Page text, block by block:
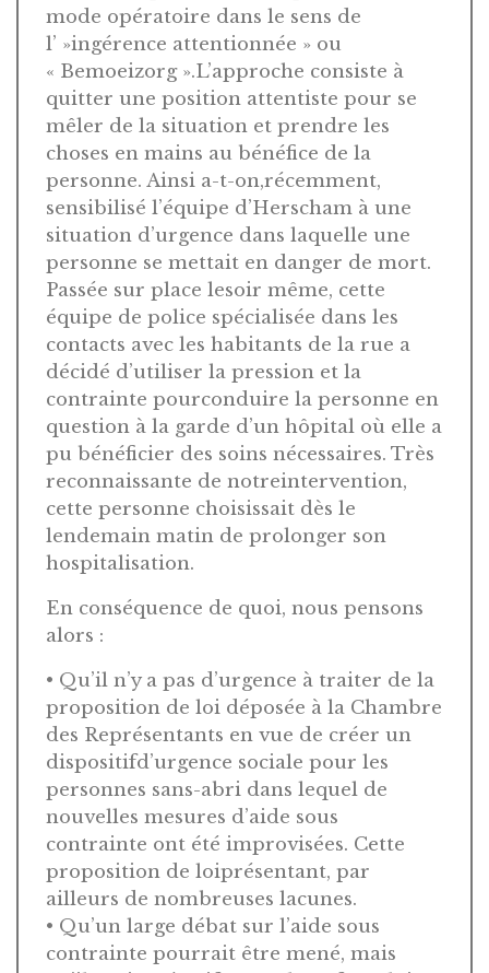
mode opératoire dans le sens de
l’ »ingérence attentionnée » ou
« Bemoeizorg ».L’approche consiste à
quitter une position attentiste pour se
mêler de la situation et prendre les
choses en mains au bénéfice de la
personne. Ainsi a-t-on,récemment,
sensibilisé l’équipe d’Herscham à une
situation d’urgence dans laquelle une
personne se mettait en danger de mort.
Passée sur place lesoir même, cette
équipe de police spécialisée dans les
contacts avec les habitants de la rue a
décidé d’utiliser la pression et la
contrainte pourconduire la personne en
question à la garde d’un hôpital où elle a
pu bénéficier des soins nécessaires. Très
reconnaissante de notreintervention,
cette personne choisissait dès le
lendemain matin de prolonger son
hospitalisation.
En conséquence de quoi, nous pensons
alors :
• Qu’il n’y a pas d’urgence à traiter de la
proposition de loi déposée à la Chambre
des Représentants en vue de créer un
dispositifd’urgence sociale pour les
personnes sans-abri dans lequel de
nouvelles mesures d’aide sous
contrainte ont été improvisées. Cette
proposition de loiprésentant, par
ailleurs de nombreuses lacunes.
• Qu’un large débat sur l’aide sous
contrainte pourrait être mené, mais